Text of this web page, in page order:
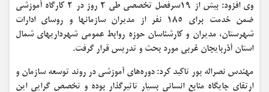
وی افزود: بیش از ۱۹سرفصل تخصصی طی ۲ روز در ۲ کارگاه آموزشی
ضمن خدمت برای ۱۸۵ نفر از مدیران سازمانها و روسای ادارات
شهرستان، مدیران و کارشناسان حوزه روابط عمومی شهرداریهای شمال
استان آذربایجان غربی مورد بحث و تدریس قرار گرفت.
مهندس نصراله پور تاکید کرد: دوره‌های آموزشی در روند توسعه سازمان و
ارتقای جایگاه منابع انسانی بسیار تاثیرگذار بوده و تخصص گرایی این